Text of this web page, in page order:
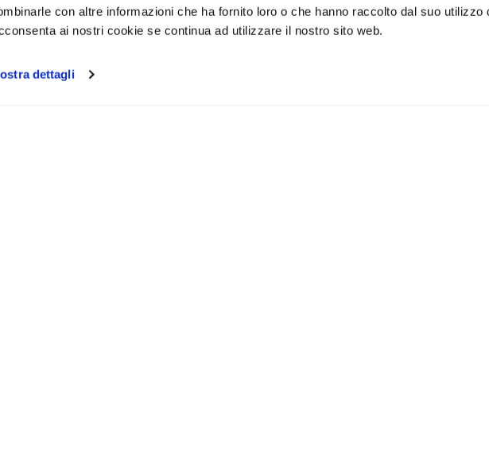
con altre informazioni che ha fornito loro o che hanno raccolto dal suo utilizzo
ai nostri cookie se continua ad utilizzare il nostro sito web.
dettagli